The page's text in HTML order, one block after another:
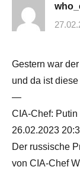
Gestern war
und da ist
—
CIA-Chef: Putin
26.02.2023
Der russische
von CIA-Chef